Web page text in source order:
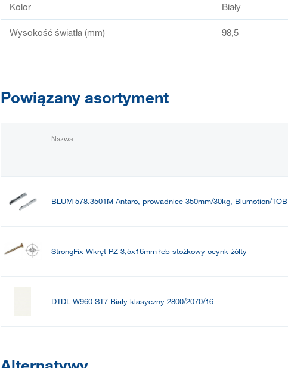
Kolor Biały
Wysokość światła (mm) 98,5
Powiązany asortyment
Nazwa
BLUM 578.3501M Antaro, prowadnice 350mm/30kg, Blumotion/TOB
StrongFix Wkręt PZ 3,5x16mm łeb stożkowy ocynk żółty
DTDL W960 ST7 Biały klasyczny 2800/2070/16